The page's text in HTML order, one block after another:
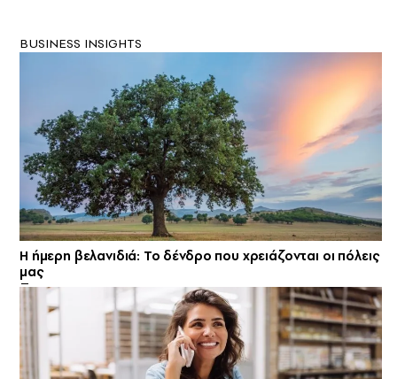
BUSINESS INSIGHTS
Η ήμερη βελανιδιά: Το δένδρο που χρειάζονται οι πόλεις
μας